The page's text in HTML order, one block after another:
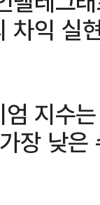
차익 실
엄 지수
장 낮은